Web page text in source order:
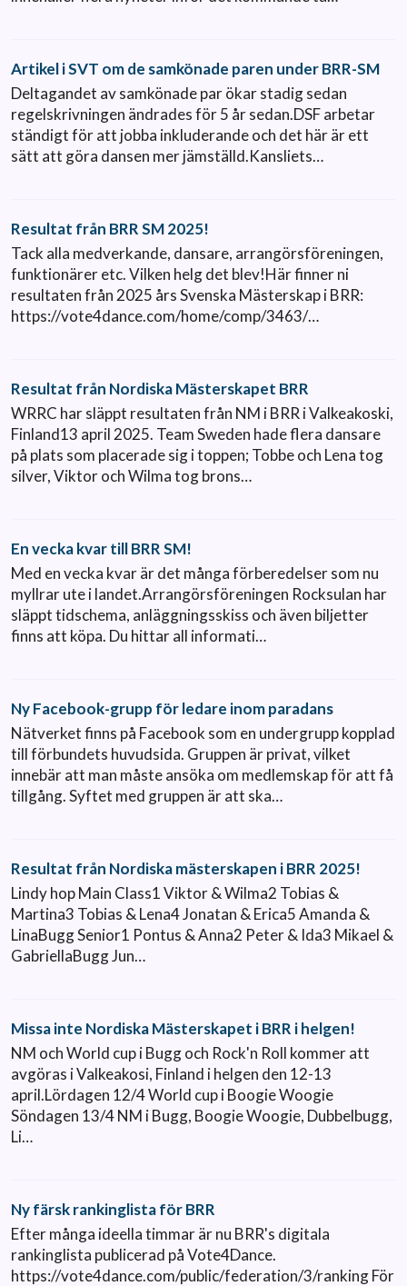
Artikel i SVT om de samkönade paren under BRR-SM
Deltagandet av samkönade par ökar stadig sedan
regelskrivningen ändrades för 5 år sedan.DSF arbetar
ständigt för att jobba inkluderande och det här är ett
sätt att göra dansen mer jämställd.Kansliets…
Resultat från BRR SM 2025!
Tack alla medverkande, dansare, arrangörsföreningen,
funktionärer etc. Vilken helg det blev!Här finner ni
resultaten från 2025 års Svenska Mästerskap i BRR:
https://vote4dance.com/home/comp/3463/…
Resultat från Nordiska Mästerskapet BRR
WRRC har släppt resultaten från NM i BRR i Valkeakoski,
Finland13 april 2025. Team Sweden hade flera dansare
på plats som placerade sig i toppen; Tobbe och Lena tog
silver, Viktor och Wilma tog brons…
En vecka kvar till BRR SM!
Med en vecka kvar är det många förberedelser som nu
myllrar ute i landet.Arrangörsföreningen Rocksulan har
släppt tidschema, anläggningsskiss och även biljetter
finns att köpa. Du hittar all informati…
Ny Facebook-grupp för ledare inom paradans
Nätverket finns på Facebook som en undergrupp kopplad
till förbundets huvudsida. Gruppen är privat, vilket
innebär att man måste ansöka om medlemskap för att få
tillgång. Syftet med gruppen är att ska…
Resultat från Nordiska mästerskapen i BRR 2025!
Lindy hop Main Class1 Viktor & Wilma2 Tobias &
Martina3 Tobias & Lena4 Jonatan & Erica5 Amanda &
LinaBugg Senior1 Pontus & Anna2 Peter & Ida3 Mikael &
GabriellaBugg Jun…
Missa inte Nordiska Mästerskapet i BRR i helgen!
NM och World cup i Bugg och Rock'n Roll kommer att
avgöras i Valkeakosi, Finland i helgen den 12-13
april.Lördagen 12/4 World cup i Boogie Woogie
Söndagen 13/4 NM i Bugg, Boogie Woogie, Dubbelbugg,
Li…
Ny färsk rankinglista för BRR
Efter många ideella timmar är nu BRR's digitala
rankinglista publicerad på Vote4Dance.
https://vote4dance.com/public/federation/3/ranking För